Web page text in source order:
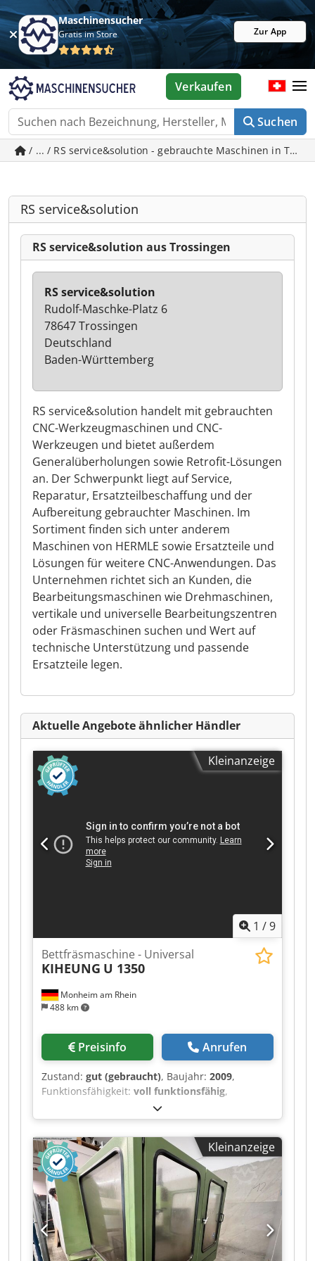
Maschinensucher
Gratis im Store Zur App
Suchen
Verkaufen
/ ... / RS service&solution - gebrauchte Maschinen in
RS service&solution
RS service&solution aus Trossingen
RS service&solution handelt mit gebrauchten
CNC-Werkzeugmaschinen und CNC-
Werkzeugen und bietet außerdem
Generalüberholungen sowie Retrofit-Lösungen
an. Der Schwerpunkt liegt auf Service,
Reparatur, Ersatzteilbeschaffung und der
Aufbereitung gebrauchter Maschinen. Im
Sortiment finden sich unter anderem
Maschinen von HERMLE sowie Ersatzteile und
Lösungen für weitere CNC-Anwendungen. Das
Unternehmen richtet sich an Kunden, die
Bearbeitungsmaschinen wie Drehmaschinen,
vertikale und universelle Bearbeitungszentren
oder Fräsmaschinen suchen und Wert auf
technische Unterstützung und passende
Ersatzteile legen.
RS service&solution
Rudolf-Maschke-Platz 6
78647 Trossingen
Deutschland
Baden-Württemberg
Aktuelle Angebote ähnlicher Händler
Kleinanzeige
1 /9
Monheim am Rhein
488 km
Bettfräsmaschine - Universal
KIHEUNG U 1350
Preisinfo Anrufen
Zustand: gut (gebraucht), Baujahr: 2009,
Funktionsfähigkeit: voll funktionsfähig,
Technische Details x-Weg 4000 mm y-Weg 1350
mm z-Weg (Vert.) 1600 mm Steuerung
Heidenhain iTNC 530 Tischfläche 4200 x 1150
mm Tischbelastung 13 t Werkzeugaufnahme ISO
50 Spindeldrehzahlen - stufenlos 0 - 3000 U/min
Getriebestufen 2 Spindelantrieb 28/38 kW
Vorschubbereich 5000 mm/min Eilgang (X/Y) 12
m/min Eilgang (Z) 10 m/min Maschinengewicht
ca. 37 t Raumbedarf ca. 12,9 x 6,53 x 3,79 m
Zusatzinformationen Im Januar und Oktober
2025 wurde der Fräskopf für insgesamt 51.000,-
Kleinanzeige